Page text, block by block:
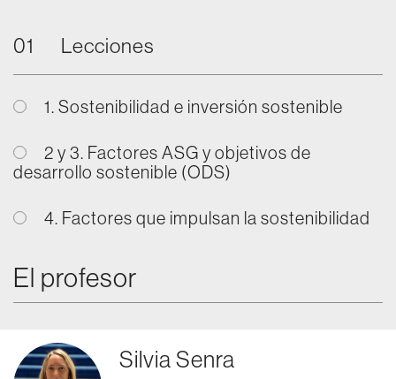
01 Lecciones
1. Sostenibilidad e inversión sostenible
2 y 3. Factores ASG y objetivos de
desarrollo sostenible (ODS)
4. Factores que impulsan la sostenibilidad
El profesor
Silvia Senra